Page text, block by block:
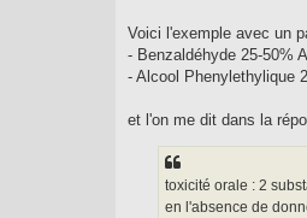
Voici l'exemple avec un
- Benzaldéhyde 25-50%
- Alcool Phenylethylique
et l'on me dit dans la
toxicité orale : 2
en l'absence de